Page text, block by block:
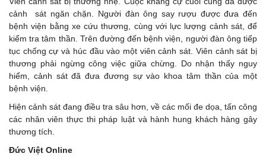
cảnh sát ngăn chặn. Người đàn ông say rượu được đưa đến
bệnh viện bằng xe cứu thương, cùng với lực lượng cảnh sát, để
kiểm tra tâm thần. Trên đường đến bệnh viện, người đàn ông tiếp
tục chống cự và húc đầu vào một viên cảnh sát. Viên cảnh sát bị
thương phải ngừng công việc giữa chừng. Do nhận thấy nguy
hiểm, cảnh sát đã đưa đương sự vào khoa tâm thần của một
bệnh viện.
Hiện cảnh sát đang điều tra sâu hơn, về các mối đe dọa, tấn công
các nhân viên thực thi pháp luật và hành hung khách hàng gây
thương tích.
Đức Việt Online